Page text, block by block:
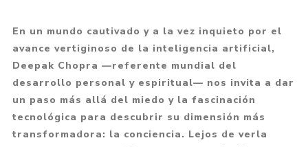
En un mundo cautivado y a la vez inquieto por el
avance vertiginoso de la inteligencia artificial,
Deepak Chopra —referente mundial del
desarrollo personal y espiritual— nos invita a dar
un paso más allá del miedo y la fascinación
tecnológica para descubrir su dimensión más
transformadora: la conciencia. Lejos de verla